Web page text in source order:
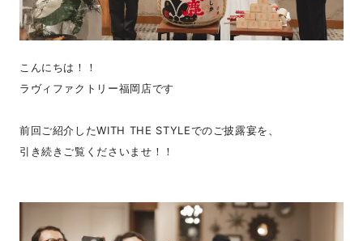
こんにちは！！
ラヴィファクトリー福岡店です
前回ご紹介したWITH THE STYLEでのご披露宴を、
引き続きご覧くださいませ！！